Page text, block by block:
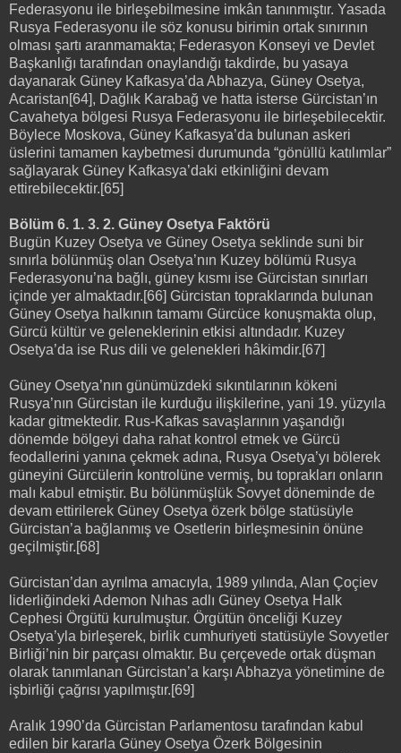
Federasyonu ile birleşebilmesine imkân tanınmıştır. Yasada
Rusya Federasyonu ile söz konusu birimin ortak sınırının
olması şartı aranmamakta; Federasyon Konseyi ve Devlet
Başkanlığı tarafından onaylandığı takdirde, bu yasaya
dayanarak Güney Kafkasya’da Abhazya, Güney Osetya,
Acaristan[64], Dağlık Karabağ ve hatta isterse Gürcistan’ın
Cavahetya bölgesi Rusya Federasyonu ile birleşebilecektir.
Böylece Moskova, Güney Kafkasya’da bulunan askeri
üslerini tamamen kaybetmesi durumunda “gönüllü katılımlar”
sağlayarak Güney Kafkasya’daki etkinliğini devam
ettirebilecektir.[65]
Bölüm 6. 1. 3. 2. Güney Osetya Faktörü
Bugün Kuzey Osetya ve Güney Osetya seklinde suni bir
sınırla bölünmüş olan Osetya’nın Kuzey bölümü Rusya
Federasyonu’na bağlı, güney kısmı ise Gürcistan sınırları
içinde yer almaktadır.[66] Gürcistan topraklarında bulunan
Güney Osetya halkının tamamı Gürcüce konuşmakta olup,
Gürcü kültür ve geleneklerinin etkisi altındadır. Kuzey
Osetya’da ise Rus dili ve gelenekleri hâkimdir.[67]
Güney Osetya’nın günümüzdeki sıkıntılarının kökeni
Rusya’nın Gürcistan ile kurduğu ilişkilerine, yani 19. yüzyıla
kadar gitmektedir. Rus-Kafkas savaşlarının yaşandığı
dönemde bölgeyi daha rahat kontrol etmek ve Gürcü
feodallerini yanına çekmek adına, Rusya Osetya’yı bölerek
güneyini Gürcülerin kontrolüne vermiş, bu toprakları onların
malı kabul etmiştir. Bu bölünmüşlük Sovyet döneminde de
devam ettirilerek Güney Osetya özerk bölge statüsüyle
Gürcistan’a bağlanmış ve Osetlerin birleşmesinin önüne
geçilmiştir.[68]
Gürcistan’dan ayrılma amacıyla, 1989 yılında, Alan Çoçiev
liderliğindeki Ademon Nıhas adlı Güney Osetya Halk
Cephesi Örgütü kurulmuştur. Örgütün önceliği Kuzey
Osetya’yla birleşerek, birlik cumhuriyeti statüsüyle Sovyetler
Birliği’nin bir parçası olmaktır. Bu çerçevede ortak düşman
olarak tanımlanan Gürcistan’a karşı Abhazya yönetimine de
işbirliği çağrısı yapılmıştır.[69]
Aralık 1990’da Gürcistan Parlamentosu tarafından kabul
edilen bir kararla Güney Osetya Özerk Bölgesinin